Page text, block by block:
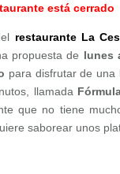
está cerrado
restaurante La
propuesta de lunes
para disfrutar de una
llamada
que no tiene
saborear unos